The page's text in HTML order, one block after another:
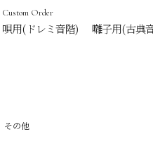
Custom Order
唄用(ドレミ音階) 囃子用(古典
その他